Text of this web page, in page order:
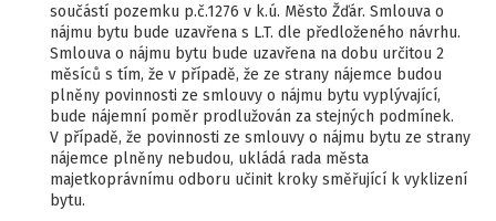
součástí pozemku p.č.1276 v k.ú. Město Žďár. Smlouva o
nájmu bytu bude uzavřena s L.T. dle předloženého návrhu.
Smlouva o nájmu bytu bude uzavřena na dobu určitou 2
měsíců s tím, že v případě, že ze strany nájemce budou
plněny povinnosti ze smlouvy o nájmu bytu vyplývající,
bude nájemní poměr prodlužován za stejných podmínek.
V případě, že povinnosti ze smlouvy o nájmu bytu ze strany
nájemce plněny nebudou, ukládá rada města
majetkoprávnímu odboru učinit kroky směřující k vyklizení
bytu.